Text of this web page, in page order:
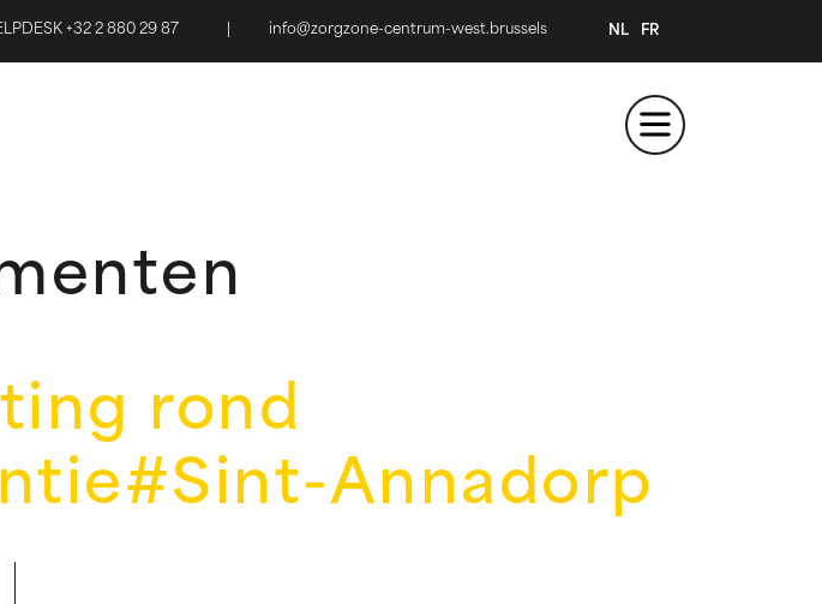
+32 2 880 29 87 info@zorgzone-centrum-west.brussels NL FR
rond
Annadorp